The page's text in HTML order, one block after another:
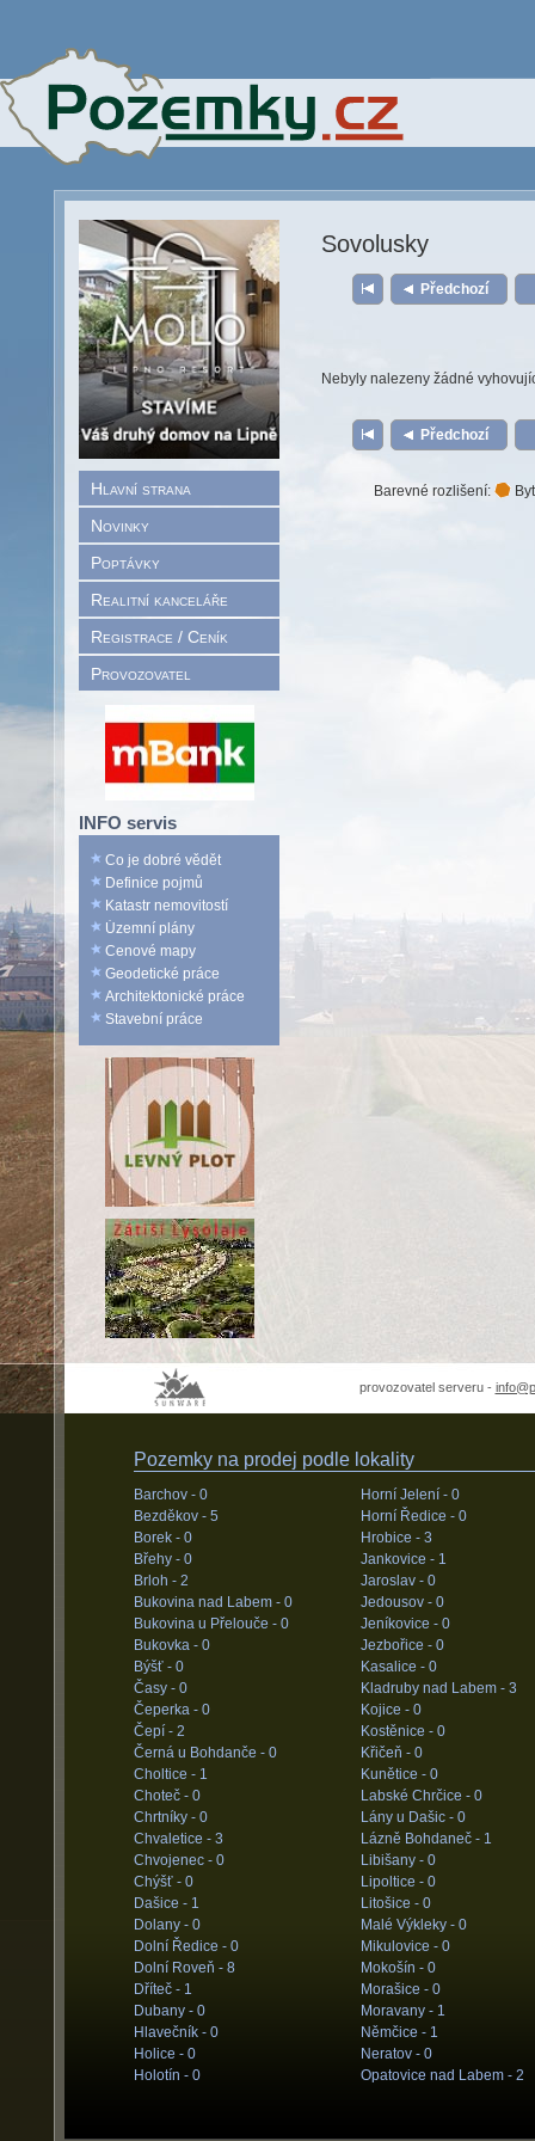
Hlavní strana
Novinky
Poptávky
Realitní kanceláře
Registrace / Ceník
Provozovatel
INFO servis
Co je dobré vědět
Definice pojmů
Katastr nemovitostí
Územní plány
Cenové mapy
Geodetické práce
Architektonické práce
Stavební práce
Sovolusky
Předchozí
Nebyly nalezeny žádné
Předchozí
Barevné rozlišení:
provozovatel serveru -
Pozemky na prodej podle lokality
Barchov - 0
Bezděkov - 5
Borek - 0
Břehy - 0
Brloh - 2
Bukovina nad Labem - 0
Bukovina u Přelouče - 0
Bukovka - 0
Býšť - 0
Časy - 0
Čeperka - 0
Čepí - 2
Černá u Bohdanče - 0
Choltice - 1
Choteč - 0
Chrtníky - 0
Chvaletice - 3
Chvojenec - 0
Chýšť - 0
Dašice - 1
Dolany - 0
Dolní Ředice - 0
Dolní Roveň - 8
Dříteč - 1
Dubany - 0
Hlavečník - 0
Holice - 0
Holotín - 0
Horní Jelení - 0
Horní Ředice - 0
Hrobice - 3
Jankovice - 1
Jaroslav - 0
Jedousov - 0
Jeníkovice - 0
Jezbořice - 0
Kasalice - 0
Kladruby nad Labem - 3
Kojice - 0
Kostěnice - 0
Křičeň - 0
Kunětice - 0
Labské Chrčice - 0
Lány u Dašic - 0
Lázně Bohdaneč - 1
Libišany - 0
Lipoltice - 0
Litošice - 0
Malé Výkleky - 0
Mikulovice - 0
Mokošín - 0
Morašice - 0
Moravany - 1
Němčice - 1
Neratov - 0
Opatovice nad Labem - 2